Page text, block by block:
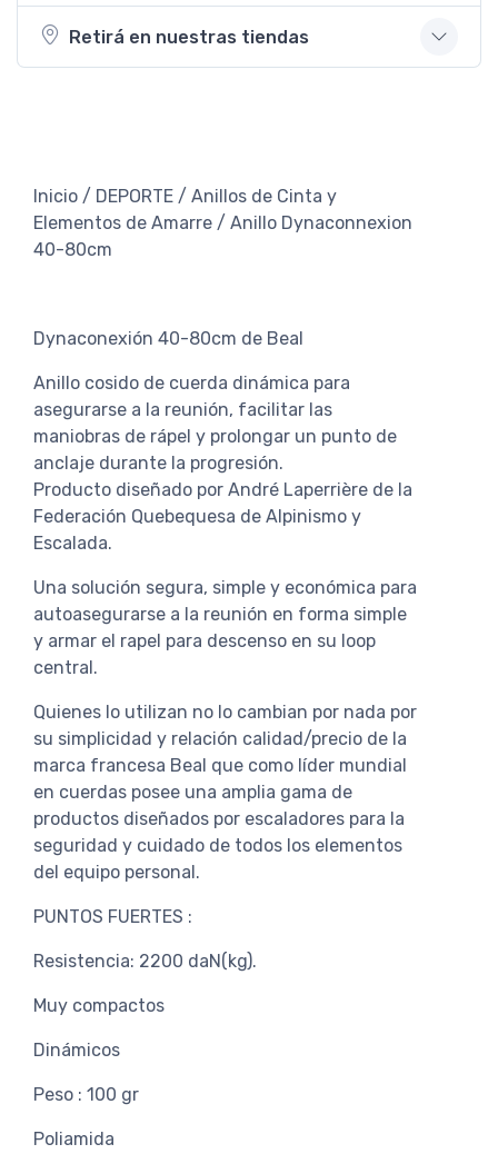
Retirá en nuestras tiendas
Inicio / DEPORTE / Anillos de Cinta y
Elementos de Amarre / Anillo Dynaconnexion
40-80cm
Dynaconexión 40-80cm de Beal
Anillo cosido de cuerda dinámica para
asegurarse a la reunión, facilitar las
maniobras de rápel y prolongar un punto de
anclaje durante la progresión.
Producto diseñado por André Laperrière de la
Federación Quebequesa de Alpinismo y
Escalada.
Una solución segura, simple y económica para
autoasegurarse a la reunión en forma simple
y armar el rapel para descenso en su loop
central.
Quienes lo utilizan no lo cambian por nada por
su simplicidad y relación calidad/precio de la
marca francesa Beal que como líder mundial
en cuerdas posee una amplia gama de
productos diseñados por escaladores para la
seguridad y cuidado de todos los elementos
del equipo personal.
PUNTOS FUERTES :
Resistencia: 2200 daN(kg).
Muy compactos
Dinámicos
Peso : 100 gr
Poliamida